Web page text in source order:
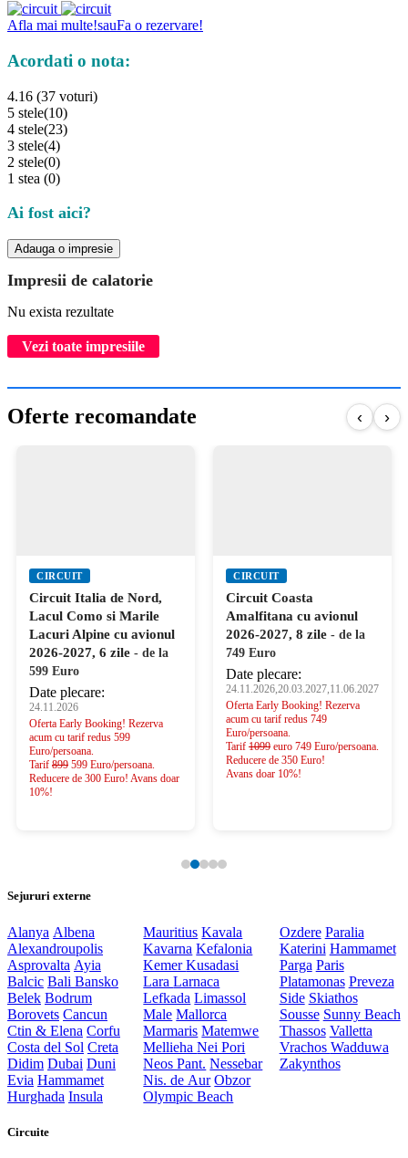
Afla mai multe!sauFa o rezervare!
Acordati o nota:
4.16 (37 voturi)
5 stele(10)
4 stele(23)
3 stele(4)
2 stele(0)
1 stea (0)
Ai fost aici?
Adauga o impresie
Impresii de calatorie
Nu exista rezultate
Vezi toate impresiile
Oferte recomandate ‹ ›
CIRCUIT
Circuit Italia de Nord,
Lacul Como si Marile
Lacuri Alpine cu avionul
2026-2027, 6 zile - de la
599 Euro
Date plecare:
24.11.2026
Oferta Early Booking! Rezerva
acum cu tarif redus 599
Euro/persoana.
Tarif 899 599 Euro/persoana.
Reducere de 300 Euro! Avans doar
10%!
CIRCUIT
Circuit Coasta
Amalfitana cu avionul
2026-2027, 8 zile - de la
749 Euro
Date plecare:
24.11.2026,20.03.2027,11.06.2027
Oferta Early Booking! Rezerva
acum cu tarif redus 749
Euro/persoana.
Tarif 1099 euro 749 Euro/persoana.
Reducere de 350 Euro!
Avans doar 10%!
Sejururi externe
Alanya Albena
Alexandroupolis
Asprovalta Ayia
Balcic Bali Bansko
Belek Bodrum
Borovets Cancun
Ctin & Elena Corfu
Costa del Sol Creta
Didim Dubai Duni
Evia Hammamet
Hurghada Insula
Mauritius Kavala
Kavarna Kefalonia
KemerKusadasi
LaraLarnaca
Lefkada Limassol
Male Mallorca
Marmaris Matemwe
MelliehaNei Pori
Neos Pant. Nessebar
Nis. de Aur Obzor
Olympic Beach
Ozdere Paralia
Katerini Hammamet
Parga Paris
Platamonas Preveza
Side Skiathos
Sousse Sunny Beach
Thassos Valletta
Vrachos Wadduwa
Zakynthos
Circuite